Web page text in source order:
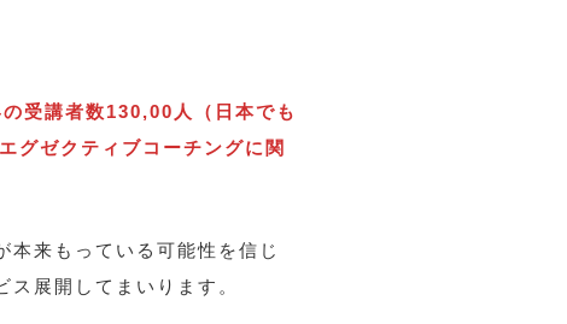
受講者数130,00人（日本でも
グゼクティブコーチングに関
本来もっている可能性を信じ
展開してまいります。